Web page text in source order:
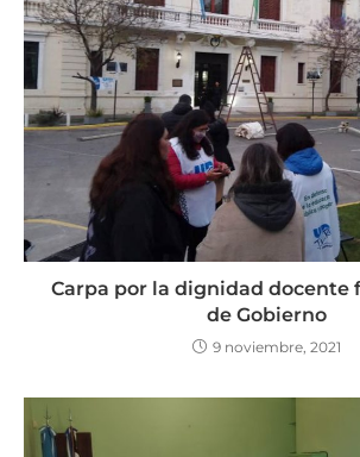
Carpa por la dignidad docente
de Gobierno
9 noviembre, 2021